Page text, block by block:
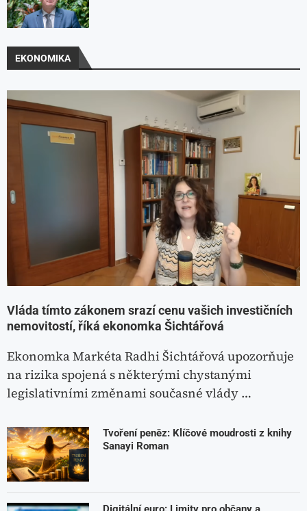
EKONOMIKA
Vláda tímto zákonem srazí cenu vašich investičních
nemovitostí, říká ekonomka Šichtářová
Ekonomka Markéta Radhi Šichtářová upozorňuje
na rizika spojená s některými chystanými
legislativními změnami současné vlády …
Tvoření peněz: Klíčové moudrosti z knihy
Sanayi Roman